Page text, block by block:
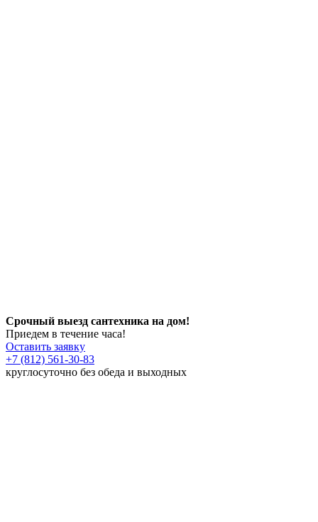
Срочный выезд сантехника на дом!
Приедем в течение часа!
Оставить заявку
+7 (812) 561-30-83
круглосуточно без обеда и выходных